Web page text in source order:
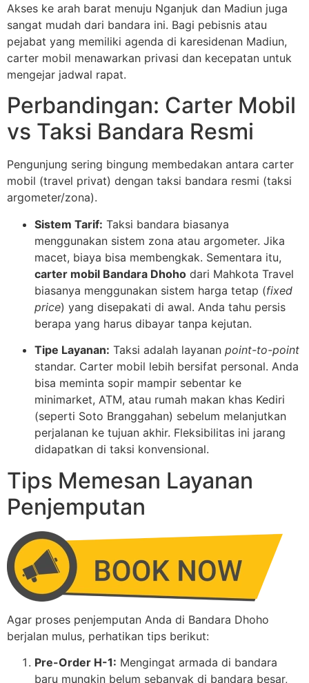
Akses ke arah barat menuju Nganjuk dan Madiun juga
sangat mudah dari bandara ini. Bagi pebisnis atau
pejabat yang memiliki agenda di karesidenan Madiun,
carter mobil menawarkan privasi dan kecepatan untuk
mengejar jadwal rapat.
Perbandingan: Carter Mobil
vs Taksi Bandara Resmi
Pengunjung sering bingung membedakan antara carter
mobil (travel privat) dengan taksi bandara resmi (taksi
argometer/zona).
Sistem Tarif: Taksi bandara biasanya
menggunakan sistem zona atau argometer. Jika
macet, biaya bisa membengkak. Sementara itu,
carter mobil Bandara Dhoho dari Mahkota Travel
biasanya menggunakan sistem harga tetap (fixed
price) yang disepakati di awal. Anda tahu persis
berapa yang harus dibayar tanpa kejutan.
Tipe Layanan: Taksi adalah layanan point-to-point
standar. Carter mobil lebih bersifat personal. Anda
bisa meminta sopir mampir sebentar ke
minimarket, ATM, atau rumah makan khas Kediri
(seperti Soto Branggahan) sebelum melanjutkan
perjalanan ke tujuan akhir. Fleksibilitas ini jarang
didapatkan di taksi konvensional.
Tips Memesan Layanan
Penjemputan
Agar proses penjemputan Anda di Bandara Dhoho
berjalan mulus, perhatikan tips berikut:
Pre-Order H-1: Mengingat armada di bandara
baru mungkin belum sebanyak di bandara besar,